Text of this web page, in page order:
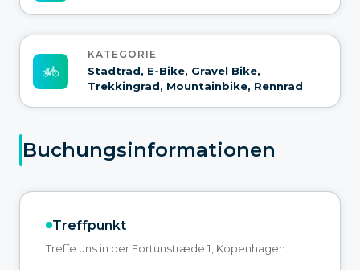
KATEGORIE
Stadtrad, E-Bike, Gravel Bike,
Trekkingrad, Mountainbike, Rennrad
Buchungsinformationen
Treffpunkt
Treffe uns in der Fortunstræde 1, Kopenhagen.